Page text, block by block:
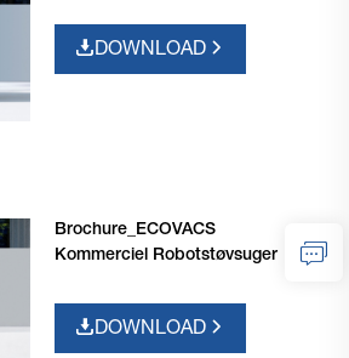
DOWNLOAD
Brochure_ECOVACS
Kommerciel Robotstøvsuger
DOWNLOAD